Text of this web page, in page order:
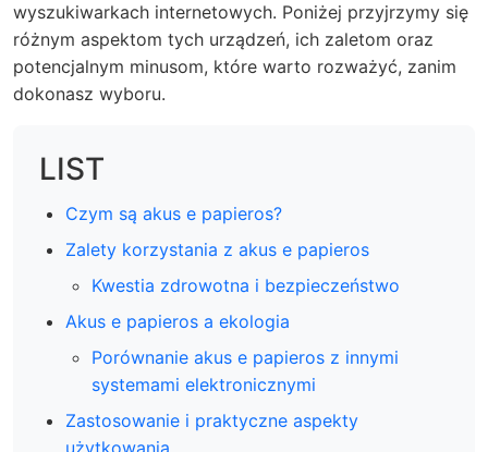
wyszukiwarkach internetowych. Poniżej przyjrzymy się
różnym aspektom tych urządzeń, ich zaletom oraz
potencjalnym minusom, które warto rozważyć, zanim
dokonasz wyboru.
LIST
Czym są akus e papieros?
Zalety korzystania z akus e papieros
Kwestia zdrowotna i bezpieczeństwo
Akus e papieros a ekologia
Porównanie akus e papieros z innymi
systemami elektronicznymi
Zastosowanie i praktyczne aspekty
użytkowania